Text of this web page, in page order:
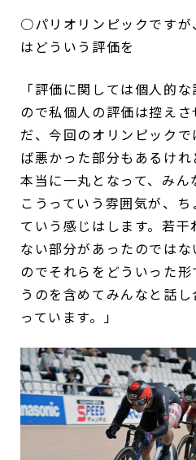
○パリオリンピックですが
はどういう評価を
「評価に関しては個人的
ので私個人の評価は控え
だ、今回のオリンピック
ば悪かった部分もあるけ
本当に一丸となって、み
こうっていう雰囲気が、
ていう感じはします。若
ない部分があったのでは
のでそれらをどういった
うのを含めてみんなと話
っています。」